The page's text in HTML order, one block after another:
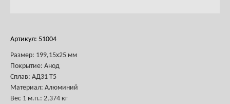
Артикул: 51004
Размер: 199,15х25 мм
Покрытие: Анод
Сплав: АД31 Т5
Материал: Алюминий
Вес 1 м.п.: 2,374 кг